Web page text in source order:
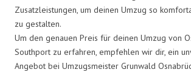
Zusatzleistungen, um deinen Umzug so
zu gestalten.
Um den genauen Preis für deinen Umzug von
Southport zu erfahren, empfehlen wir dir, ein
Angebot bei Umzugsmeister Grunwald